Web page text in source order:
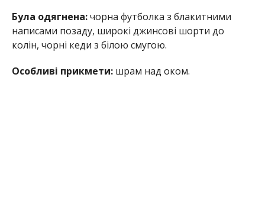
Була одягнена:чорна футболка з блакитними
написами позаду, широкі джинсові шорти до
колін, чорні кеди з білою смугою.
Особливі прикмети:шрам над оком.